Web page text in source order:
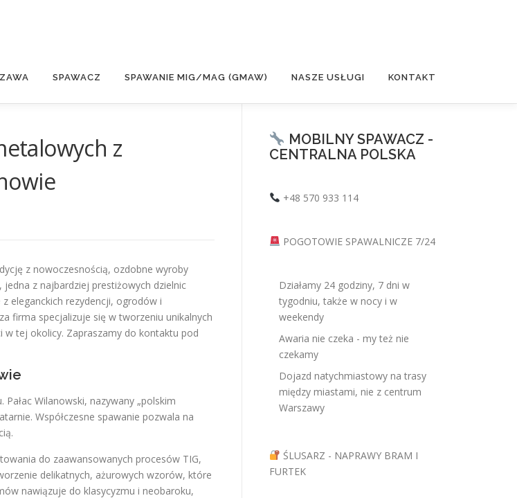
SPAWACZ SPAWANIE MIG/MAG (GMAW) NASZE USŁUGI KONTAKT
z
z nowoczesnością, ozdobne wyroby
z najbardziej prestiżowych dzielnic
eleganckich rezydencji, ogrodów i
firma specjalizuje się w tworzeniu unikalnych
tej okolicy. Zapraszamy do kontaktu pod
Wilanowski, nazywany „polskim
Współczesne spawanie pozwala na
do zaawansowanych procesów TIG,
delikatnych, ażurowych wzorów, które
nawiązuje do klasycyzmu i neobaroku,
MOBILNY SPAWACZ -
CENTRALNA POLSKA
+48 570 933 114
POGOTOWIE SPAWALNICZE 7/24
Działamy 24 godziny, 7 dni w
tygodniu, także w nocy i w
weekendy
Awaria nie czeka - my też nie
czekamy
Dojazd natychmiastowy na trasy
między miastami, nie z centrum
Warszawy
ŚLUSARZ - NAPRAWY BRAM I
FURTEK